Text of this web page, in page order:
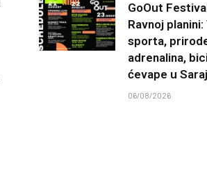
GoOut
Ravnoj
sporta,
adrenalina,
ćevape u
06/08/2026